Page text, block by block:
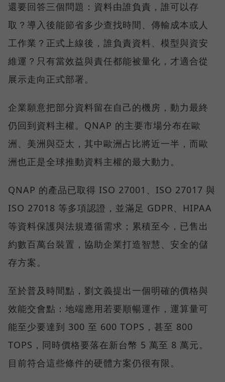
還要回答三個問題：資料由誰負責，誰可以存
取？導入後能節省多少查找時間、傳輸成本或人
工作業？正式上線後，誰負責資料、模型與資安
維運？只有當效益與責任都能被量化，才適合從
展示走向正式部署。
企業願意把部分資料留在自己的機房，動力最終
仍回到資料主權。QNAP 的主要市場分布在歐
洲、美洲與亞太，其中歐洲占比將近一半，而歐
洲也正是全球推動資料主權的最大動力。
QNAP 的產品已取得 ISO 27001、ISO 27017 與
ISO 27018 等多項認證，並滿足 GDPR、HIPAA
等資料保護與法規遵循需求；累積至今，已售出
約數百萬台裝置，協助企業打造智慧、安全的儲
存方案。
至於普及時間點，劉文義提出一個明確的價格與
效能交會點：地端應用若要順暢運作，運算量可
能至少要達到 300 至 600 TOPS，甚至 800
TOPS，同時價格要落在新台幣 5 萬至 8 萬元。
目前符合這些條件的硬體方案仍很有限。